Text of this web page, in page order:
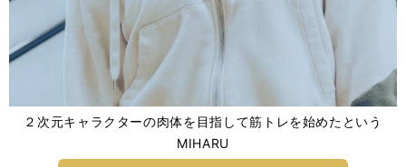
２次元キャラクターの肉体を目指して筋トレを始めたという
MIHARU